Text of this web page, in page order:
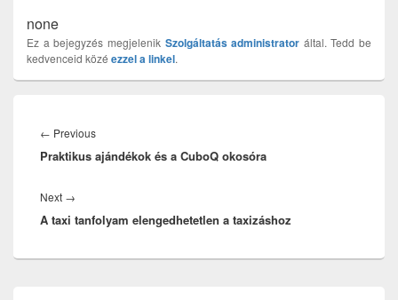
none
Ez a bejegyzés megjelenik Szolgáltatás administrator által. Tedd be
kedvenceid közé ezzel a linkel.
navigáció
← PreviousPrevious
post:
Praktikus ajándékok és a CuboQ okosóra
Next →
post:
A taxi tanfolyam elengedhetetlen a taxizáshoz